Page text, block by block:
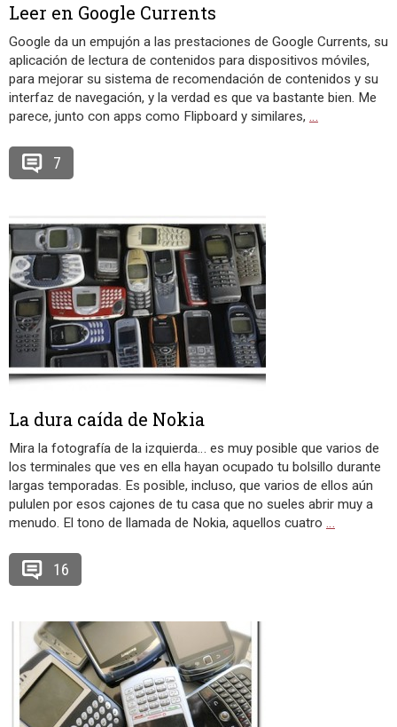
Leer en Google Currents
Google da un empujón a las prestaciones de Google Currents, su
aplicación de lectura de contenidos para dispositivos móviles,
para mejorar su sistema de recomendación de contenidos y su
interfaz de navegación, y la verdad es que va bastante bien. Me
parece, junto con apps como Flipboard y similares, …
7
La dura caída de Nokia
Mira la fotografía de la izquierda… es muy posible que varios de
los terminales que ves en ella hayan ocupado tu bolsillo durante
largas temporadas. Es posible, incluso, que varios de ellos aún
pululen por esos cajones de tu casa que no sueles abrir muy a
menudo. El tono de llamada de Nokia, aquellos cuatro …
16